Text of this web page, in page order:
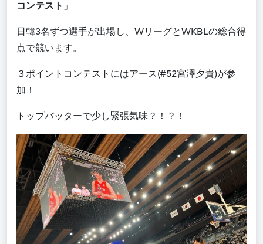
コンテスト 」
日韓3名ずつ選手が出場し、WリーグとWKBLの総合得
点で競います。
３ポイントコンテストにはアース(#52宮澤夕貴)が参
加！
トップバッターで少し緊張気味？！？！